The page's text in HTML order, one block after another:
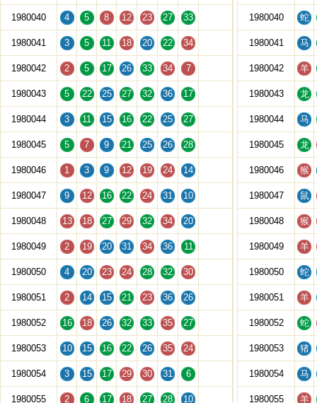
1980040 4 5 8 12 23 27 33
1980041 3 5 11 18 20 22 34
1980042 2 5 17 26 33 34 7
1980043 5 22 25 27 32 36 17
1980044 3 11 15 16 22 25 27
1980045 5 7 9 21 25 26 28
1980046 1 3 9 12 19 24 14
1980047 9 12 16 22 24 31 10
1980048 13 18 27 29 32 34 20
1980049 2 19 20 31 34 36 11
1980050 4 20 23 24 28 32 30
1980051 2 14 15 21 23 36 26
1980052 16 18 26 32 33 35 27
1980053 10 15 16 22 26 35 24
1980054 3 15 17 29 30 31 6
1980055 2 6 17 18 27 28 10
1980040 蛇
1980041 马
1980042 羊
1980043 龙
1980044 马
1980045 龙
1980046 猴
1980047 鼠
1980048 猴
1980049 羊
1980050 蛇
1980051 羊
1980052 蛇
1980053 猪
1980054 马
1980055 羊